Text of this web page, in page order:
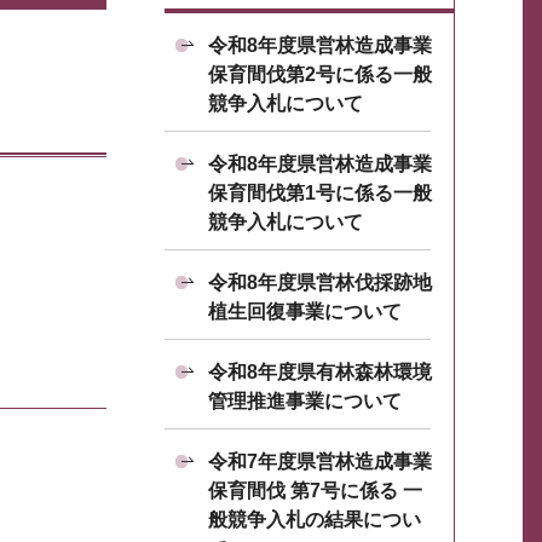
令和8年度県営林造成事業
保育間伐第2号に係る一般
競争入札について
令和8年度県営林造成事業
保育間伐第1号に係る一般
競争入札について
令和8年度県営林伐採跡地
植生回復事業について
令和8年度県有林森林環境
管理推進事業について
令和7年度県営林造成事業
保育間伐 第7号に係る 一
般競争入札の結果につい